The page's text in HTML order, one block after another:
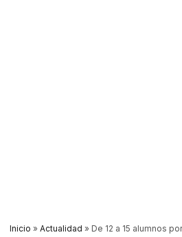
Inicio » Actualidad » De 12 a 15 alumnos